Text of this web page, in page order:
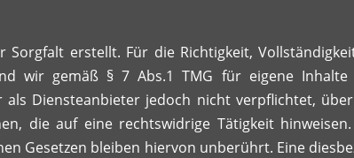
erstellt. Für die Richtigkeit,
wir gemäß § 7 Abs.1 TMG für eigene
Diensteanbieter jedoch nicht verpflichtet,
die auf eine rechtswidrige Tätigkeit
Gesetzen bleiben hiervon unberührt. Eine